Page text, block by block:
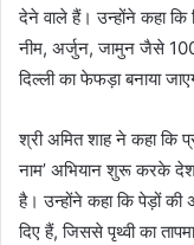
देने वाले हैं। उन्होंने कहा कि
नीम, अर्जुन, जामुन जैसे
दिल्ली का फेफड़ा बनाया
श्री अमित शाह ने कहा कि
नाम’ अभियान शुरू करके
है। उन्होंने कहा कि पेड़ों
दिए हैं, जिससे पृथ्वी का